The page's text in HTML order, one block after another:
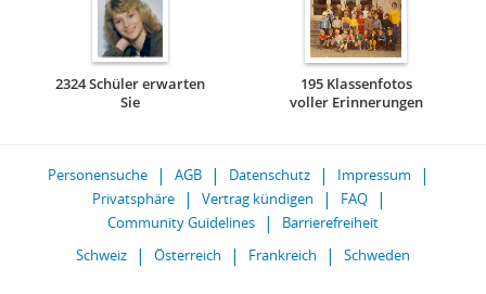
2324 Schüler erwarten
Sie
195 Klassenfotos
voller Erinnerungen
Personensuche AGB Datenschutz
Impressum
Privatsphäre
Vertrag kündigen
FAQ
Community Guidelines
Barrierefreiheit
Schweiz
Österreich Frankreich Schweden